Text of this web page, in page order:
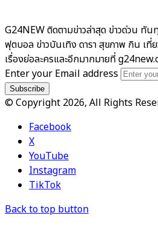
G24NEW ติดตามข่าวล่าสุด ข่าวด่วน ทั
ฟุตบอล ข่าวบันเทิง ดารา สุขภาพ กิน เที่
เรื่องย่อละครและอีกมากมายที่
Enter your Email address
© Copyright 2026, All Rights
Facebook
X
YouTube
Instagram
TikTok
Back to top button